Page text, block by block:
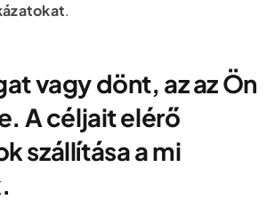
.
vagy dönt, az az Ön
A céljait elérő
szállítása a mi